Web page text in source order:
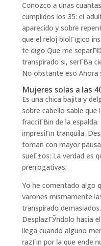
Conozco a unas
cumplidos los 35: el
aparecido y sobre
que el reloj biolГіgico
te digo Que me
transpirado si, serГ­В­a
No obstante eso Ahora
Mujeres solas a las
Es una chica bajita y
sobre cabello sable que
fracciГ­Віn de la
impresiГіn tranquila.
toman con mayor
sueГ±os: La verdad es
prerrogativas.
Yo he comentado algo
varones mismamente
transpirado
DesplazГЎndolo hacia
llega cuando alguno
razГіn por la que ende